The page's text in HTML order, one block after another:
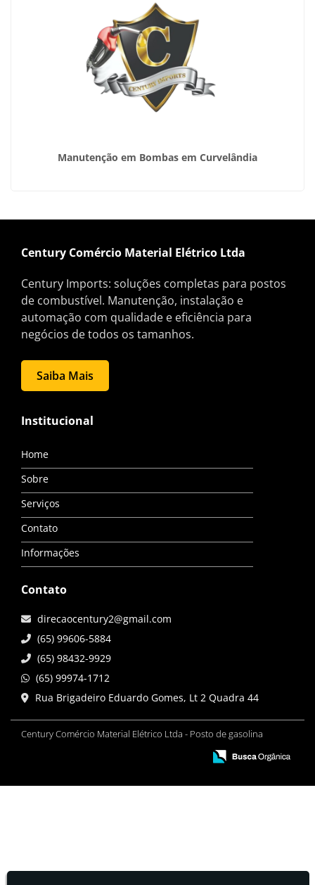
Manutenção em Bombas em Curvelândia
Century Comércio Material Elétrico Ltda
Century Imports: soluções completas para postos
de combustível. Manutenção, instalação e
automação com qualidade e eficiência para
negócios de todos os tamanhos.
Saiba Mais
Institucional
Home
Sobre
Serviços
Contato
Informações
Contato
direcaocentury2@gmail.com
(65) 99606-5884
(65) 98432-9929
(65) 99974-1712
Rua Brigadeiro Eduardo Gomes, Lt 2 Quadra 44
Century Comércio Material Elétrico Ltda - Posto de gasolina